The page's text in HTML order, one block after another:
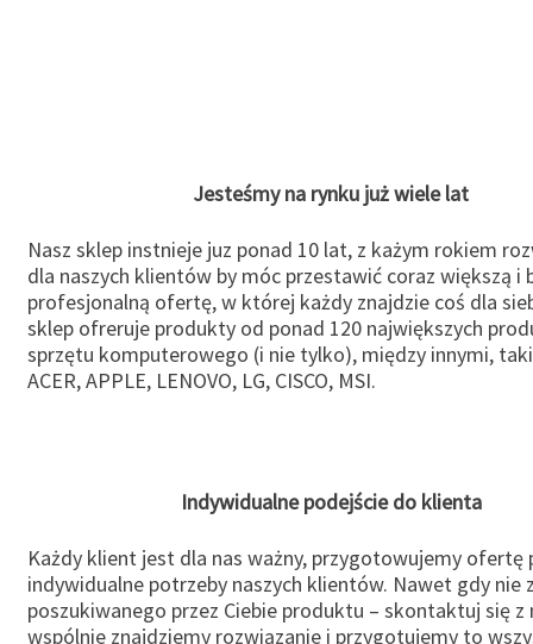
Jesteśmy na rynku już wiele lat
Nasz sklep instnieje juz ponad 10 lat, z każym rokiem
dla naszych klientów by móc przestawić coraz większą i
profesjonalną ofertę, w której każdy znajdzie coś dla
sklep ofreruje produkty od ponad 120 największych
sprzętu komputerowego (i nie tylko), między innymi,
ACER, APPLE, LENOVO, LG, CISCO, MSI.
Indywidualne podejście do klienta
Każdy klient jest dla nas ważny, przygotowujemy ofertę
indywidualne potrzeby naszych klientów. Nawet gdy nie
poszukiwanego przez Ciebie produktu – skontaktuj się z
wspólnie znajdziemy rozwiązanie i przygotujemy to